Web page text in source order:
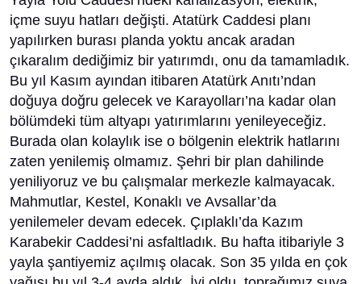
içme suyu hatları değişti. Atatürk Caddesi planı
yapılırken burası planda yoktu ancak aradan
çıkaralım dediğimiz bir yatırımdı, onu da tamamladık.
Bu yıl Kasım ayından itibaren Atatürk Anıtı’ndan
doğuya doğru gelecek ve Karayolları’na kadar olan
bölümdeki tüm altyapı yatırımlarını yenileyeceğiz.
Burada olan kolaylık ise o bölgenin elektrik hatlarını
zaten yenilemiş olmamız. Şehri bir plan dahilinde
yeniliyoruz ve bu çalışmalar merkezle kalmayacak.
Mahmutlar, Kestel, Konaklı ve Avsallar’da
yenilemeler devam edecek. Çıplaklı’da Kazım
Karabekir Caddesi’ni asfaltladık. Bu hafta itibariyle 3
yayla şantiyemiz açılmış olacak. Son 35 yılda en çok